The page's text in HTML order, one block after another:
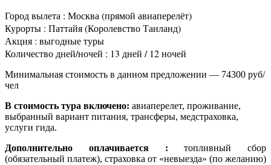
Город вылета : Москва (прямой авиаперелёт)
Курорты : Паттайя (Королевство Таиланд)
Акция : выгодные туры
Количество дней/ночей : 13 дней / 12 ночей
Минимальная стоимость в данном предложении — 74300 руб/
чел
В стоимость тура включено: авиаперелет, проживание,
выбранный вариант питания, трансферы, медстраховка,
услуги гида.
Дополнительно оплачивается : топливный сбор
(обязательный платеж), страховка от «невыезда» (по желанию)